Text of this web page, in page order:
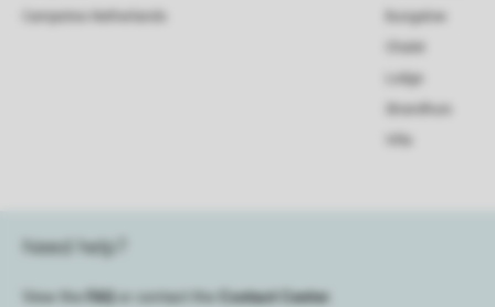
Need help?
View the FAQ or contact the Contact Center